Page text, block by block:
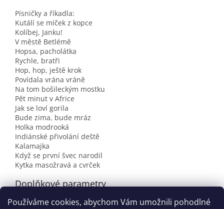
Používáme cookies, abychom Vám umožnili pohodlné
Písničky a říkadla:
Kutálí se míček z kopce
Kolíbej, Janku!
V městě Betlémě
Hopsa, pacholátka
Rychle, bratři
Hop, hop, ještě krok
Povídala vrána vráně
Na tom bošileckým mostku
Pět minut v Africe
Jak se loví gorila
Bude zima, bude mráz
Holka modrooká
Indiánské přivolání deště
Kalamajka
Když se první švec narodil
Kytka masožravá a cvrček
Doplňkové parametry
Kategorie: Pracovní sešity